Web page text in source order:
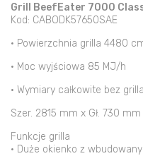
Grill BeefEater 7000
Kod: CABODK57650SAE
• Powierzchnia grilla 4480
• Moc wyjściowa 85 MJ/h
• Wymiary całkowite bez grilla
Szer. 2815 mm x Gł. 730
Funkcje grilla
• Duże okienko z